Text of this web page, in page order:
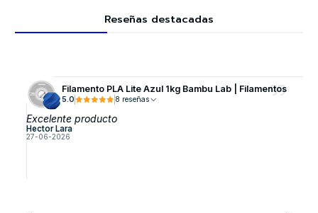
Reseñas destacadas
Filamento PLA Lite Azul 1kg Bambu Lab | Filamentos
5.0 8 reseñas
Excelente producto
Hector Lara
27-06-2026